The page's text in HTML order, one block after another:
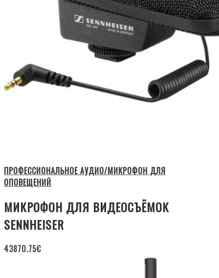
ПРОФЕССИОНАЛЬНОЕ АУДИО/МИКРОФОН ДЛЯ
ОПОВЕЩЕНИЙ
МИКРОФОН ДЛЯ ВИДЕОСЪЁМОК
SENNHEISER
43870.75€